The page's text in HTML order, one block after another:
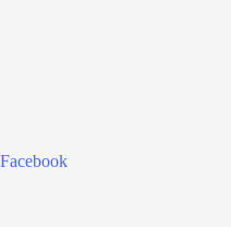
Facebook